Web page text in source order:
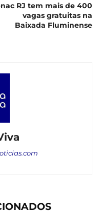
RJ tem mais de 400
vagas gratuitas na
Baixada Fluminense